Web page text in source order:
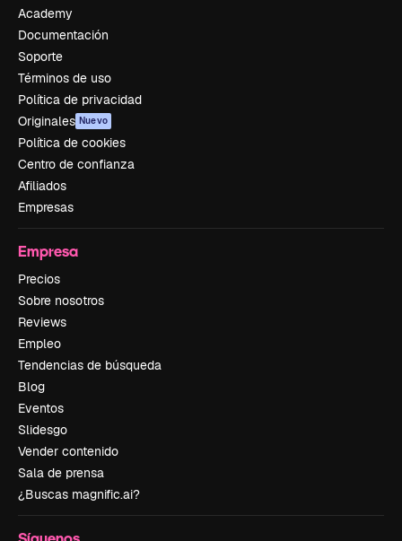
Academy
Documentación
Soporte
Términos de uso
Política de privacidad
Originales Nuevo
Política de cookies
Centro de confianza
Afiliados
Empresas
Empresa
Precios
Sobre nosotros
Reviews
Empleo
Tendencias de búsqueda
Blog
Eventos
Slidesgo
Vender contenido
Sala de prensa
¿Buscas magnific.ai?